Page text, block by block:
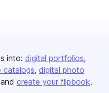
into: digital portfolios
catalogs digital photo
create your flipbook.